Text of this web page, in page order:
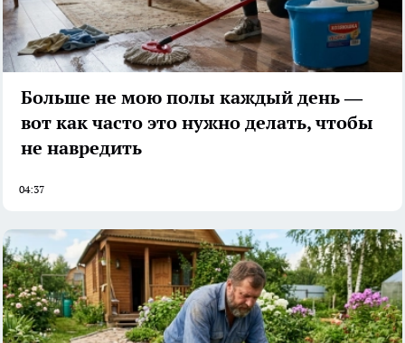
Больше не мою полы каждый день —
вот как часто это нужно делать, чтобы
не навредить
04:37